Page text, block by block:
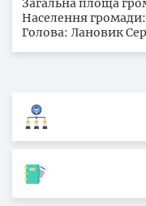
Загальна площа
Населення громади:
Голова: Лановик